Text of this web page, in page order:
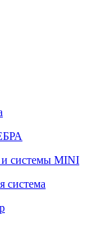
системы MINI
система